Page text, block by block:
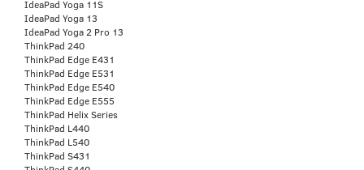
IdeaPad Yoga 11S
IdeaPad Yoga 13
IdeaPad Yoga 2 Pro 13
ThinkPad 240
ThinkPad Edge E431
ThinkPad Edge E531
ThinkPad Edge E540
ThinkPad Edge E555
ThinkPad Helix Series
ThinkPad L440
ThinkPad L540
ThinkPad S431